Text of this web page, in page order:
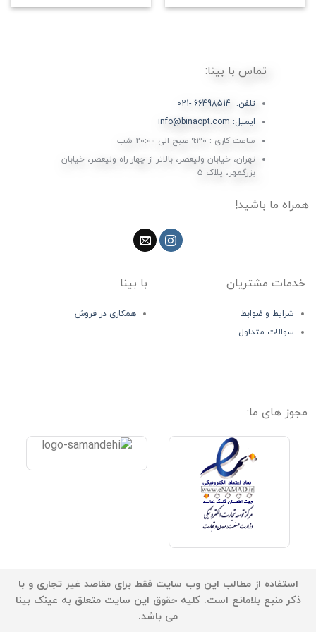
تماس با بینا:
تلفن: 66498514 -021
ایمیل: info@binaopt.com
ساعت کاری : ۹:۳۰ صبح الی 20:00 شب
تهران، خیابان ولیعصر، بالاتر از چهار راه ولیعصر، خیابان
بزرگمهر، پلاک 5
همراه ما باشید!
خدمات مشتریان
شرایط و ضوابط
سوالات متداول
با بینا
همکاری در فروش
مجوز های ما:
استفاده از مطالب این وب سایت فقط برای مقاصد غیر تجاری و با
ذکر منبع بلامانع است. کلیه حقوق این سایت متعلق به عینک بینا
می باشد.